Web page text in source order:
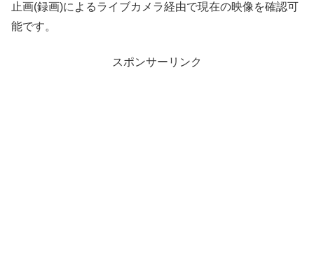
止画(録画)によるライブカメラ経由で現在の映像を確認可
能です。
スポンサーリンク